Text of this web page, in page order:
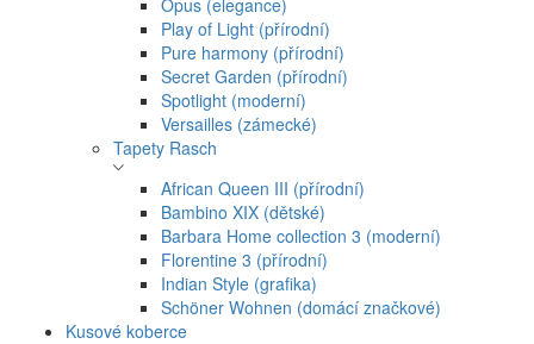
Opus (elegance)
Play of Light (přírodní)
Pure harmony (přírodní)
Secret Garden (přírodní)
Spotlight (moderní)
Versailles (zámecké)
Tapety Rasch
African Queen III (přírodní)
Bambino XIX (dětské)
Barbara Home collection 3 (moderní)
Florentine 3 (přírodní)
Indian Style (grafika)
Schöner Wohnen (domácí značkové)
Kusové koberce